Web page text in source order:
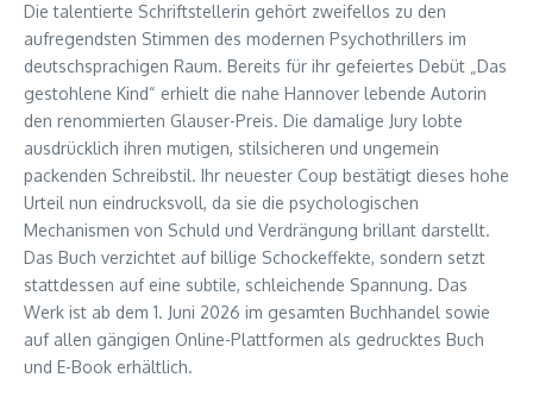
Die talentierte Schriftstellerin gehört zweifellos zu den
aufregendsten Stimmen des modernen Psychothrillers im
deutschsprachigen Raum. Bereits für ihr gefeiertes Debüt „Das
gestohlene Kind“ erhielt die nahe Hannover lebende Autorin
den renommierten Glauser-Preis. Die damalige Jury lobte
ausdrücklich ihren mutigen, stilsicheren und ungemein
packenden Schreibstil. Ihr neuester Coup bestätigt dieses hohe
Urteil nun eindrucksvoll, da sie die psychologischen
Mechanismen von Schuld und Verdrängung brillant darstellt.
Das Buch verzichtet auf billige Schockeffekte, sondern setzt
stattdessen auf eine subtile, schleichende Spannung. Das
Werk ist ab dem 1. Juni 2026 im gesamten Buchhandel sowie
auf allen gängigen Online-Plattformen als gedrucktes Buch
und E-Book erhältlich.